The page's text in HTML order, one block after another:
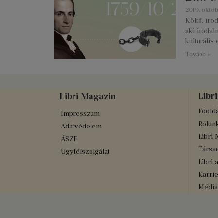
2019.
Költő,
aki
kulturális
Tovább »
Libri Magazin
Impresszum
Adatvédelem
ÁSZF
Ügyfélszolgálat
Libri
Libri
Libri